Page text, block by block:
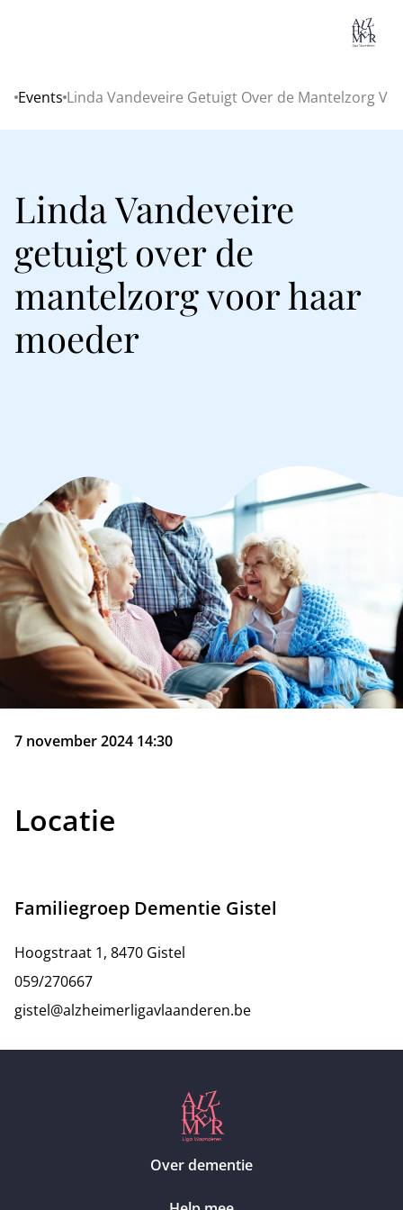
Home
Events Linda Vandeveire Getuigt Over de Mantelzorg
Linda Vandeveire
getuigt over de
mantelzorg voor haar
moeder
7 november 2024 14:30
Locatie
Familiegroep Dementie Gistel
Hoogstraat 1, 8470 Gistel
059/270667
gistel@alzheimerligavlaanderen.be
Over dementie